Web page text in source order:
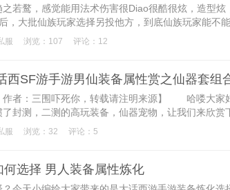
若鹜，感觉能用法术伤害很Diao很酷很炫，造型炫
，大批仙族玩家选择另投他方，到底仙族玩家能不能
服 浏览：107 评论：12
西SF游手游男仙装备属性赏之仙器套组
者：三围吓死你，转载请注明来源】 哈喽大家
封测，二测的高玩装备，仙器宠物，让我们来欣赏
服 浏览：32 评论：5
选择 男人装备属性炼化